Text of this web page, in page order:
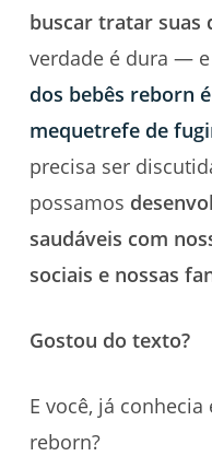
buscar tratar suas
verdade é dura —
dos bebês reborn
mequetrefe de
precisa ser
possamos
saudáveis com
sociais e nossas
Gostou do texto?
E você, já
reborn?